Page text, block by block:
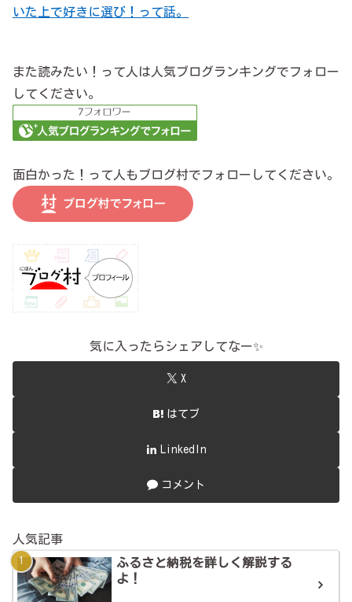
いた上で好きに選び！って話。
また読みたい！って人は人気ブログランキングでフォロー
してください。
面白かった！って人もブログ村でフォローしてください。
気に入ったらシェアしてなー✨
X
はてブ
LinkedIn
コメント
人気記事
ふるさと納税を詳しく解説する
よ！